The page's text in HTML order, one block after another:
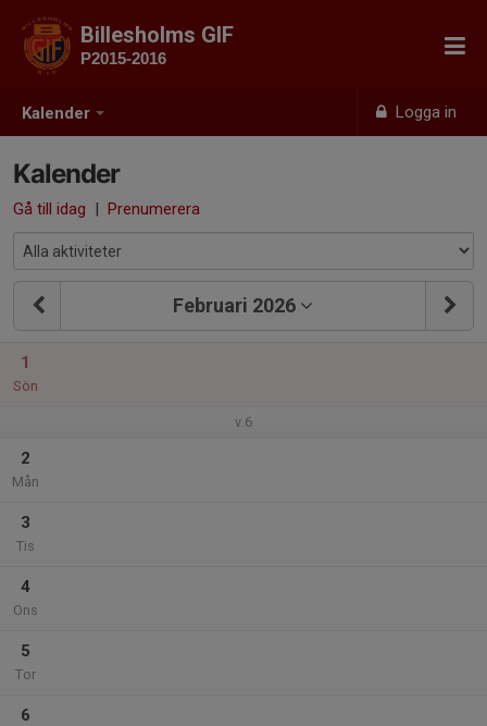
Kalender Logga in
Billesholms GIF
P2015-2016
Kalender
Gå till idag | Prenumerera
Februari 2026
1
Sön
v.6
2
Mån
3
Tis
4
Ons
5
Tor
6